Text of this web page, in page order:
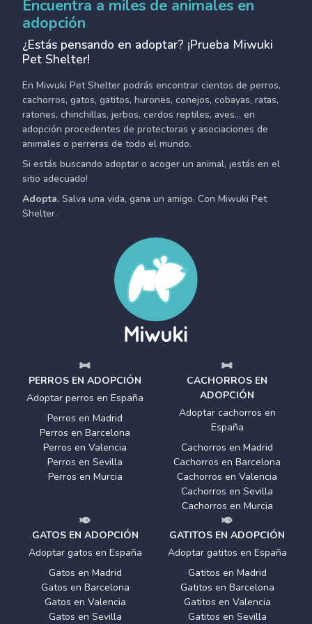
Encuentra a miles de animales en
adopción
¿Estás pensando en adoptar? ¡Prueba Miwuki
Pet Shelter!
En Miwuki Pet Shelter podrás encontrar cientos de perros,
cachorros, gatos, gatitos, hurones, conejos, cobayas, ratas,
ratones, chinchillas, jerbos, cerdos reptiles, aves... en
adopción procedentes de protectoras y asociaciones de
animales o perreras de todo el mundo.
Si estás buscando adoptar o acoger un animal, ¡estás en el
sitio adecuado!
Adopta. Salva una vida, gana un amigo. Con Miwuki Pet
Shelter.
PERROS EN ADOPCIÓN
Adoptar perros en España
Perros en Madrid
Perros en Barcelona
Perros en Valencia
Perros en Sevilla
Perros en Murcia
CACHORROS EN
ADOPCIÓN
Adoptar cachorros en
España
Cachorros en Madrid
Cachorros en Barcelona
Cachorros en Valencia
Cachorros en Sevilla
Cachorros en Murcia
GATOS EN ADOPCIÓN
Adoptar gatos en España
Gatos en Madrid
Gatos en Barcelona
Gatos en Valencia
Gatos en Sevilla
GATITOS EN ADOPCIÓN
Adoptar gatitos en España
Gatitos en Madrid
Gatitos en Barcelona
Gatitos en Valencia
Gatitos en Sevilla